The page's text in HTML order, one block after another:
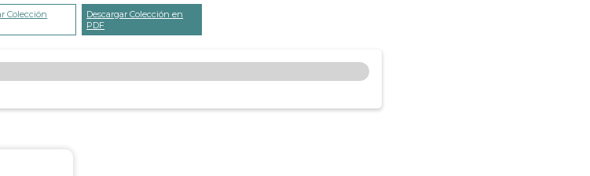
Colección
Descargar Colección en
PDF